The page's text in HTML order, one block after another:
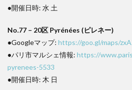
●開催日時: 水 土
No.77 – 20区 Pyrénées (ピレネー)
●Googleマップ: https://goo.gl/maps/
●パリ市マルシェ情報: https://
pyrenees-5533
●開催日時: 木 日